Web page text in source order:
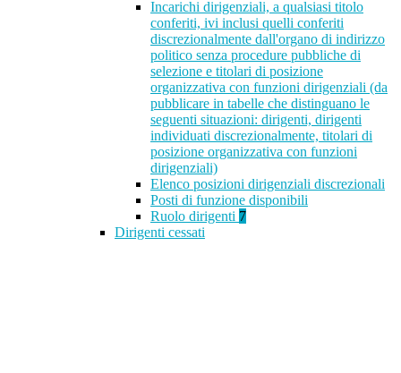
Incarichi dirigenziali, a qualsiasi titolo
conferiti, ivi inclusi quelli conferiti
discrezionalmente dall'organo di indirizzo
politico senza procedure pubbliche di
selezione e titolari di posizione
organizzativa con funzioni dirigenziali (da
pubblicare in tabelle che distinguano le
seguenti situazioni: dirigenti, dirigenti
individuati discrezionalmente, titolari di
posizione organizzativa con funzioni
dirigenziali)
Elenco posizioni dirigenziali discrezionali
Posti di funzione disponibili
Ruolo dirigenti 7
Dirigenti cessati